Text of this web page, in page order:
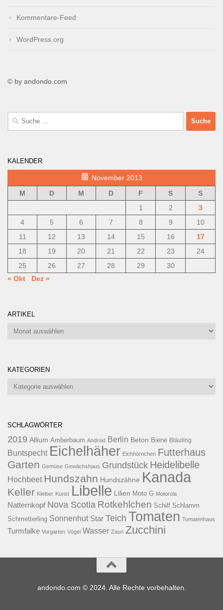
Kommentare-Feed
WordPress.org
© by andondo.com
Suche
KALENDER
November 2013
M
D M D F S
S
1
2
3
4
5 6 7 8 9
10
11
12 13 14 15 16
17
18
19 20 21 22 23
24
25
26 27 28 29
30
« Okt
Dez »
ARTIKEL
Artikel
KATEGORIEN
Kategorien
SCHLAGWÖRTER
2019 Allium Amberbaum Android Berlin Beton Biene Bläuling
Buntspecht Eichelhäher Eichhörnchen Futterhaus
Garten Gemüse Gewächshaus Grundstück Heidelibelle
Hochbeet Hundszahn Hundszähne Kanada
Keller Kleiber Kunst Libelle Lilien Moto G Motorola
Natternkopf Nova Scotia Rotkehlchen Schilf Schlamm
Schmetterling Sonnenhut Star Teich Tomaten Tomatenhaus
Turmfalke Vorgarten Vögel Wasser Zaun Zucchini
andondo.com © 2024. Alle Rechte vorbehalten.